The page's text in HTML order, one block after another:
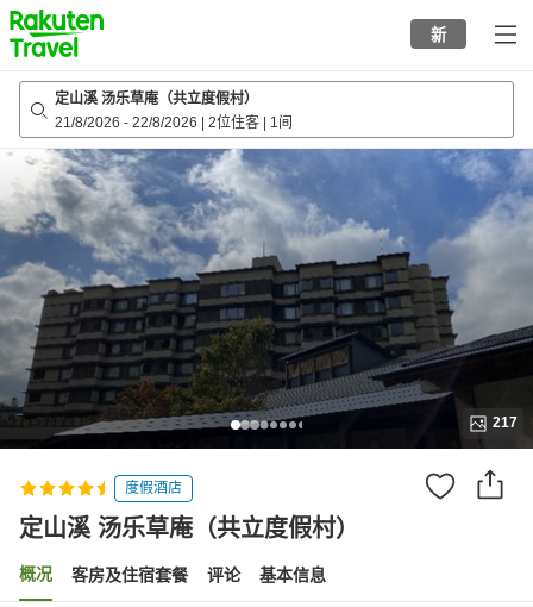
to
top
page
新
定山溪 汤乐草庵（共立度假村）
21/8/2026 - 22/8/2026 2位住客 1间
217
度假酒店
定山溪 汤乐草庵（共立度假村）
概况 客房及住宿套餐 评论 基本信息